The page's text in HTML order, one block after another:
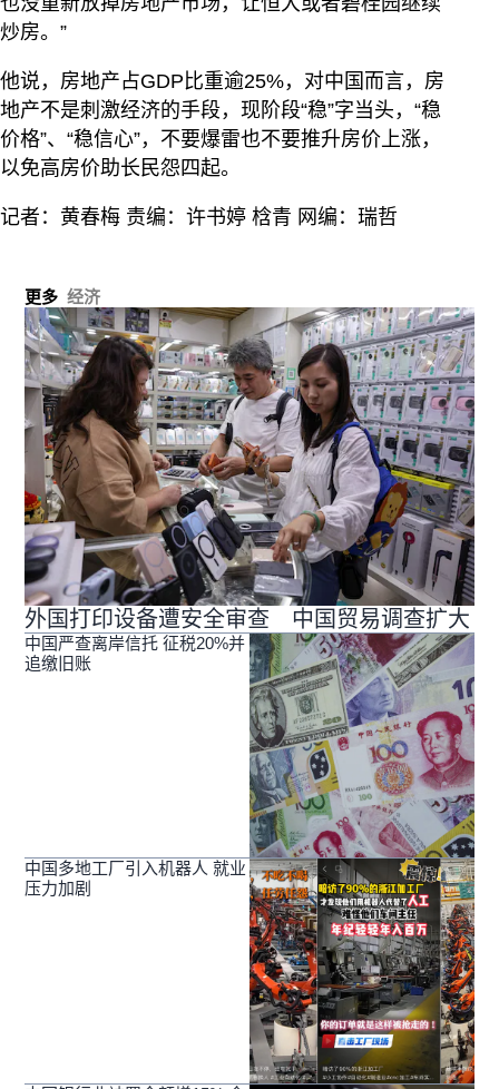
炒房。”
他说，房地产占GDP比重逾25%，对中国而言，房
地产不是刺激经济的手段，现阶段“稳”字当头，“稳
价格”、“稳信心”，不要爆雷也不要推升房价上涨，
以免高房价助长民怨四起。
记者：黄春梅 责编：许书婷 梒青 网编：瑞哲
更多 经济
外国打印设备遭安全审查 中国贸易调查扩大
中国严查离岸信托 征税20%并
追缴旧账
中国多地工厂引入机器人 就业
压力加剧